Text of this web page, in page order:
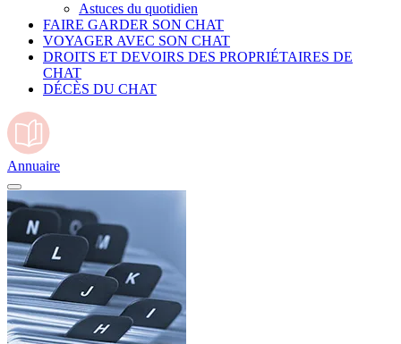
Astuces du quotidien
FAIRE GARDER SON CHAT
VOYAGER AVEC SON CHAT
DROITS ET DEVOIRS DES PROPRIÉTAIRES DE
CHAT
DÉCÈS DU CHAT
Annuaire